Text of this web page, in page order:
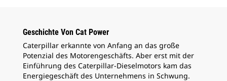
Geschichte Von Cat Power
Caterpillar erkannte von Anfang an das große
Potenzial des Motorengeschäfts. Aber erst mit der
Einführung des Caterpillar-Dieselmotors kam das
Energiegeschäft des Unternehmens in Schwung.